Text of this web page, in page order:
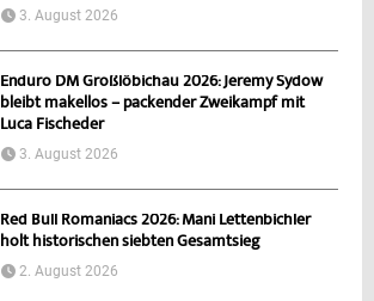
3. August 2026
Enduro DM Großlöbichau 2026: Jeremy Sydow
bleibt makellos – packender Zweikampf mit
Luca Fischeder
3. August 2026
Red Bull Romaniacs 2026: Mani Lettenbichler
holt historischen siebten Gesamtsieg
2. August 2026